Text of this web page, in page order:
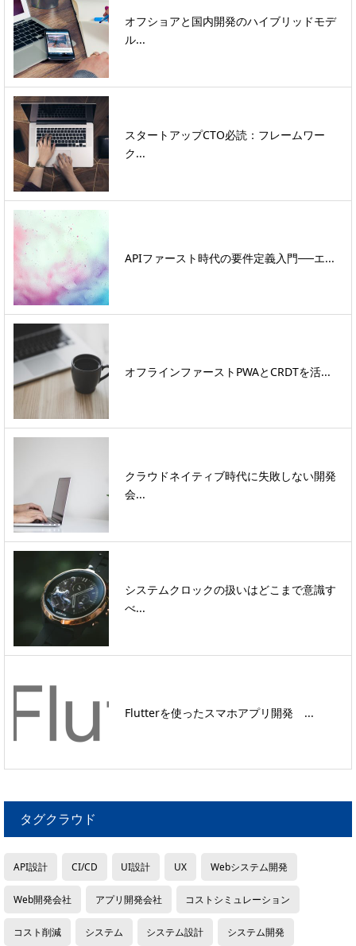
オフショアと国内開発のハイブリッドモデ
ル...
スタートアップCTO必読：フレームワー
ク...
APIファースト時代の要件定義入門──エ...
オフラインファーストPWAとCRDTを活...
クラウドネイティブ時代に失敗しない開発
会...
システムクロックの扱いはどこまで意識す
べ...
Flutterを使ったスマホアプリ開発 ...
タグクラウド
API設計 CI/CD UI設計 UX Webシステム開発
Web開発会社 アプリ開発会社 コストシミュレーション
コスト削減 システム システム設計 システム開発